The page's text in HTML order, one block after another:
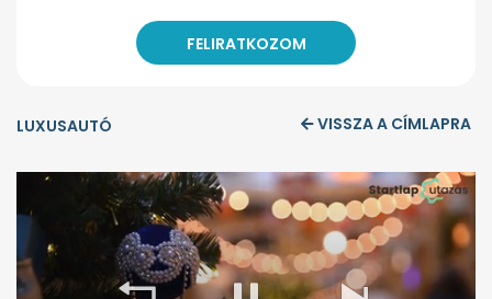
LUXUSAUTÓ VISSZA A CÍMLAPRA